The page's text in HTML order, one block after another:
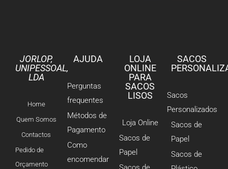
JORLOP,
UNIPESSOAL,
LDA
Home
Quem Somos
Contactos
Pedido de
Orçamento
AJUDA
Perguntas
frequentes
Métodos de
Pagamento
Como
encomendar
LOJA
ONLINE
PARA
SACOS
LISOS
Loja Online
Sacos de
Papel
SACOS
Sacos
Personalizados
Sacos de
Papel
Sacos de